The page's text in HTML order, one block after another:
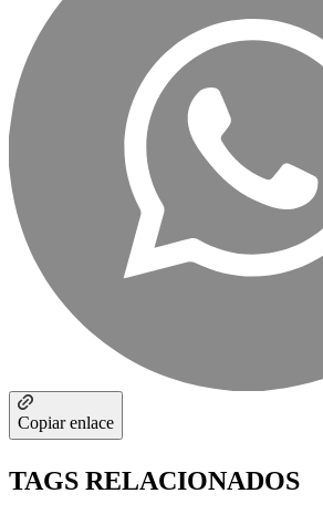
Copiar enlace
TAGS RELACIONADOS